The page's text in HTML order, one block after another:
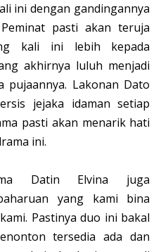
ini dengan gandingannya
pasti akan teruja
kali ini lebih kepada
akhirnya luluh menjadi
pujaannya. Lakonan Dato
jejaka idaman setiap
pasti akan menarik hati
ini.
Datin Elvina juga
yang kami bina
Pastinya duo ini bakal
tersedia ada dan